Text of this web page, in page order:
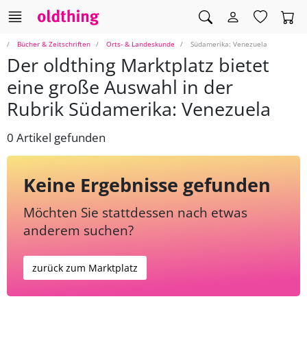
Bücher & Zeitschriften Orts- & Landeskunde Südamerika: Venezuela
Der oldthing Marktplatz bietet
eine große Auswahl in der
Rubrik Südamerika: Venezuela
0 Artikel gefunden
Keine Ergebnisse gefunden
Möchten Sie stattdessen nach etwas
anderem suchen?
zurück zum Marktplatz